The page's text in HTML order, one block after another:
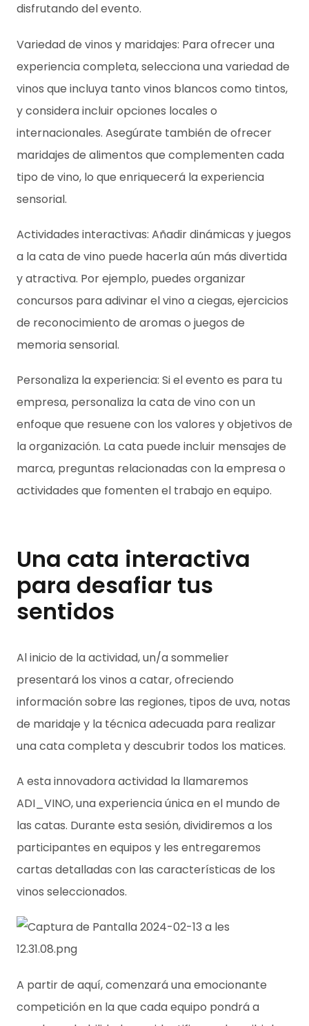
disfrutando del evento.
Variedad de vinos y maridajes: Para ofrecer una
experiencia completa, selecciona una variedad de
vinos que incluya tanto vinos blancos como tintos,
y considera incluir opciones locales o
internacionales. Asegúrate también de ofrecer
maridajes de alimentos que complementen cada
tipo de vino, lo que enriquecerá la experiencia
sensorial.
Actividades interactivas: Añadir dinámicas y juegos
a la cata de vino puede hacerla aún más divertida
y atractiva. Por ejemplo, puedes organizar
concursos para adivinar el vino a ciegas, ejercicios
de reconocimiento de aromas o juegos de
memoria sensorial.
Personaliza la experiencia: Si el evento es para tu
empresa, personaliza la cata de vino con un
enfoque que resuene con los valores y objetivos de
la organización. La cata puede incluir mensajes de
marca, preguntas relacionadas con la empresa o
actividades que fomenten el trabajo en equipo.
Una cata interactiva
para desafiar tus
sentidos
Al inicio de la actividad, un/a sommelier
presentará los vinos a catar, ofreciendo
información sobre las regiones, tipos de uva, notas
de maridaje y la técnica adecuada para realizar
una cata completa y descubrir todos los matices.
A esta innovadora actividad la llamaremos
ADI_VINO, una experiencia única en el mundo de
las catas. Durante esta sesión, dividiremos a los
participantes en equipos y les entregaremos
cartas detalladas con las características de los
vinos seleccionados.
A partir de aquí, comenzará una emocionante
competición en la que cada equipo pondrá a